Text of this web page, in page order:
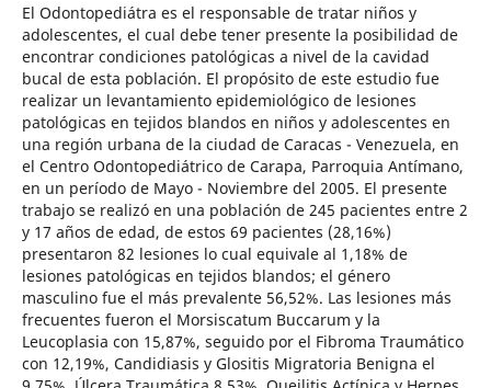
El Odontopediátra es el responsable de tratar niños y
adolescentes, el cual debe tener presente la posibilidad de
encontrar condiciones patológicas a nivel de la cavidad
bucal de esta población. El propósito de este estudio fue
realizar un levantamiento epidemiológico de lesiones
patológicas en tejidos blandos en niños y adolescentes en
una región urbana de la ciudad de Caracas - Venezuela, en
el Centro Odontopediátrico de Carapa, Parroquia Antímano,
en un período de Mayo - Noviembre del 2005. El presente
trabajo se realizó en una población de 245 pacientes entre 2
y 17 años de edad, de estos 69 pacientes (28,16%)
presentaron 82 lesiones lo cual equivale al 1,18% de
lesiones patológicas en tejidos blandos; el género
masculino fue el más prevalente 56,52%. Las lesiones más
frecuentes fueron el Morsiscatum Buccarum y la
Leucoplasia con 15,87%, seguido por el Fibroma Traumático
con 12,19%, Candidiasis y Glositis Migratoria Benigna el